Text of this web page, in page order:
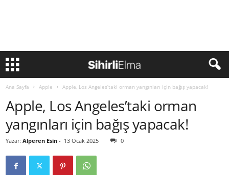
Ana Sayfa Apple Apple, Los Angeles’taki orman yangınları için bağış yapacak!
Apple, Los Angeles’taki orman
yangınları için bağış yapacak!
Yazar: Alperen Esin - 13 Ocak 2025 0